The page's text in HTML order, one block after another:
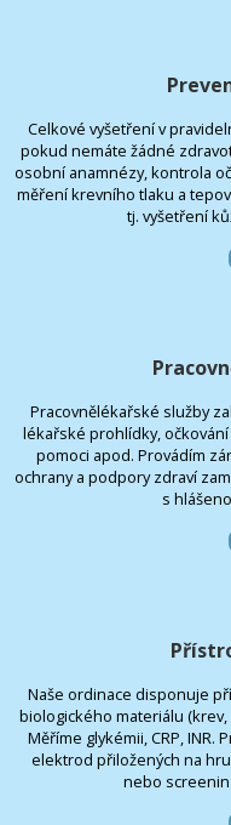
Celkové vyšetření v
pokud nemáte žádné
osobní anamnézy, kontrola
měření krevního tlaku a
tj. vyšetření
Pracovnělékařské služby
lékařské prohlídky,
pomoci apod. Provádím
ochrany a podpory zdraví
s
Naše ordinace disponuje
biologického materiálu
Měříme glykémii, CRP, INR.
elektrod přiložených na
nebo